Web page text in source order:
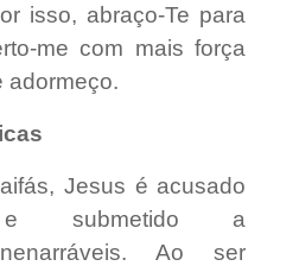
isso, abraço-Te para
me com mais força
adormeço.
Jesus é acusado
e submetido a
Ao ser